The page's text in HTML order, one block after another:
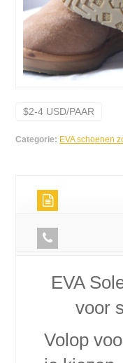
$2-4 USD/PAAR
Categorie: EVA schoenen
EVA
voor
Volop